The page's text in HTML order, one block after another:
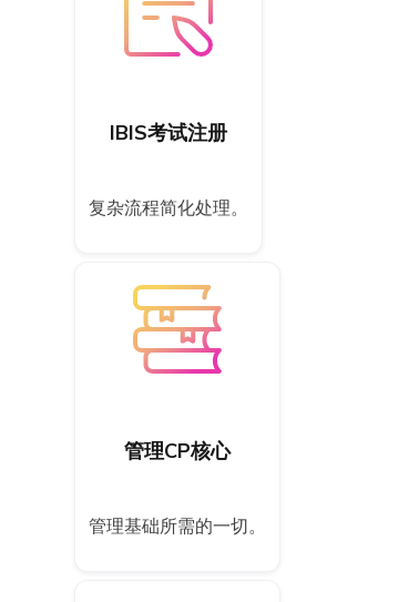
IBIS考试注册
复杂流程简化处理。
管理CP核心
管理基础所需的一切。